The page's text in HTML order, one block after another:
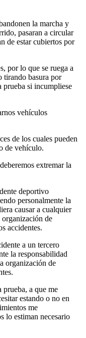
la marcha y
pasaran a circular
de estar cubiertos por
por lo que se ruega a
tirando basura por
prueba si incumpliese
vehículos
de los cuales pueden
de vehículo.
extremar la
deportivo
personalmente la
causar a cualquier
de
accidentes.
a un tercero
la responsabilidad
organización de
prueba, a que me
estando o no en
me
lo estiman necesario